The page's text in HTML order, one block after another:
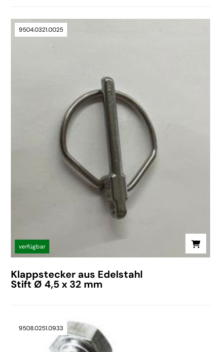
9504.0321.0025
verfügbar
Klappstecker aus Edelstahl
Stift Ø 4,5 x 32 mm
9508.0251.0933